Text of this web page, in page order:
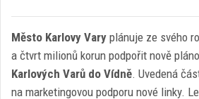
Město Karlovy Vary plánuje ze svého
a čtvrt milionů korun podpořit nově
Karlových Varů do Vídně. Uvedená
na marketingovou podporu nové linky.